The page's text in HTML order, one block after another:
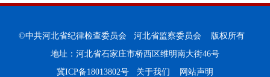
©中共河北省纪律检查委员会 河北省监察委员会 版权所有
地址：河北省石家庄市桥西区维明南大街46号
冀ICP备18013802号
关于我们 网站声明